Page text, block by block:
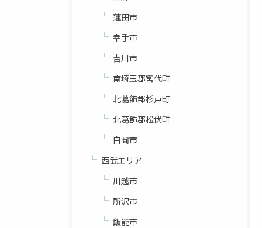
蓮田市
幸手市
吉川市
南埼玉郡宮代町
北葛飾郡杉戸町
北葛飾郡松伏町
白岡市
西武エリア
川越市
所沢市
飯能市